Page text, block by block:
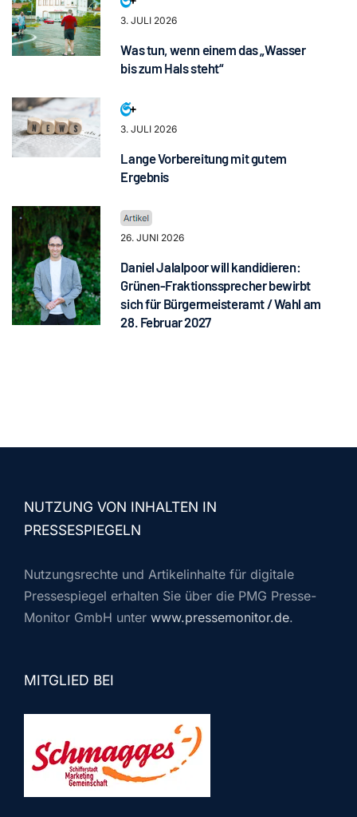
3. JULI 2026
Was tun, wenn einem das „Wasser
bis zum Hals steht“
3. JULI 2026
Lange Vorbereitung mit gutem
Ergebnis
26. JUNI 2026
Daniel Jalalpoor will kandidieren:
Grünen-Fraktionssprecher bewirbt
sich für Bürgermeisteramt / Wahl am
28. Februar 2027
NUTZUNG VON INHALTEN IN
PRESSESPIEGELN
Nutzungsrechte und Artikelinhalte für digitale
Pressespiegel erhalten Sie über die PMG Presse-
Monitor GmbH unter www.pressemonitor.de.
MITGLIED BEI